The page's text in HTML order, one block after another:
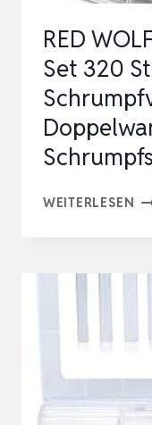
2:1
–
RED
Set 320
WEITERLESEN